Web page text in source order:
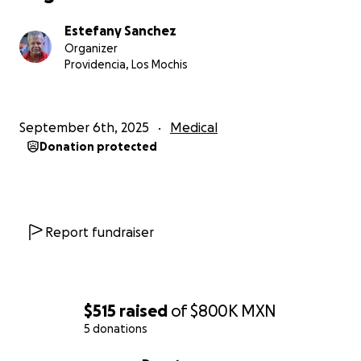
$515 raised of$800K MXN
5 donations
Estefany Sanchez
Organizer
Providencia, Los Mochis
September 6th, 2025 Medical
Donation protected
Report fundraiser